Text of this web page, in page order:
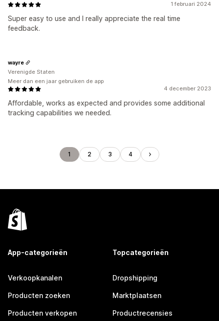
1 februari 2024
Super easy to use and I really appreciate the real time
feedback.
4 december 2023
Affordable, works as expected and provides some additional
tracking capabilities we needed.
wayre
Verenigde Staten
Meer dan een jaar gebruiken de app
1 2 3 4
App-categorieën
Verkoopkanalen
Producten zoeken
Producten verkopen
Topcategorieën
Dropshipping
Marktplaatsen
Productrecensies